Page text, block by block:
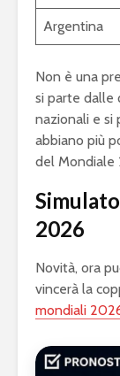
Argentina
Non è una
si parte dalle
nazionali e si
abbiano più
del Mondiale
2026
Novità, ora
vincerà la
mondiali